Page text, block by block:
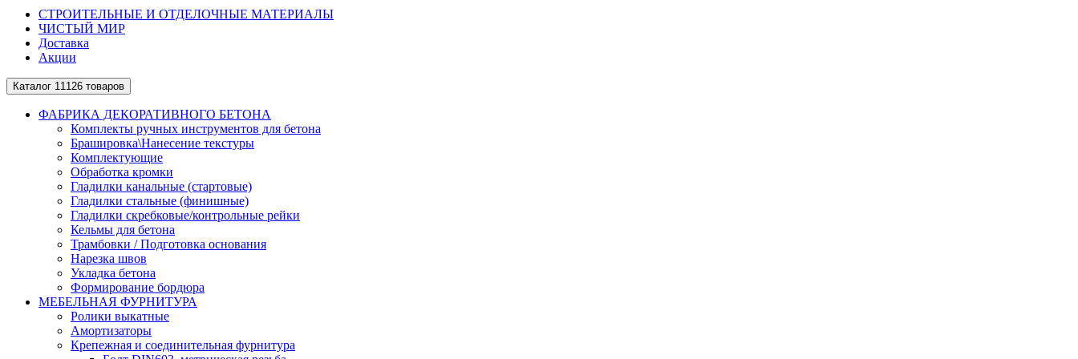
СТРОИТЕЛЬНЫЕ И ОТДЕЛОЧНЫЕ МАТЕРИАЛЫ
ЧИСТЫЙ МИР
Доставка
Акции
Каталог 11126 товаров
ФАБРИКА ДЕКОРАТИВНОГО БЕТОНА
Комплекты ручных инструментов для бетона
Брашировка\Нанесение текстуры
Комплектующие
Обработка кромки
Гладилки канальные (стартовые)
Гладилки стальные (финишные)
Гладилки скребковые/контрольные рейки
Кельмы для бетона
Трамбовки / Подготовка основания
Нарезка швов
Укладка бетона
Формирование бордюра
МЕБЕЛЬНАЯ ФУРНИТУРА
Ролики выкатные
Амортизаторы
Крепежная и соединительная фурнитура